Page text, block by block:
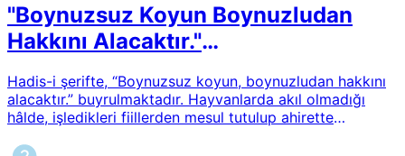
"Boynuzsuz Koyun Boynuzludan
Hakkını Alacaktır."
Hadis-i şerifte, “Boynuzsuz koyun, boynuzludan hakkını
alacaktır.” buyrulmaktadır. Hayvanlarda akıl olmadığı
hâlde, işledikleri fiillerden mesul tutulup ahirette